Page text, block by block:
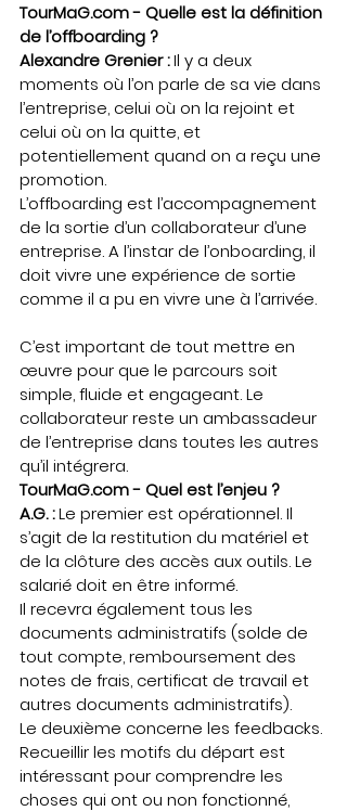
TourMaG.com - Quelle est la définition
de l’offboarding ?
Alexandre Grenier : Il y a deux
moments où l’on parle de sa vie dans
l’entreprise, celui où on la rejoint et
celui où on la quitte, et
potentiellement quand on a reçu une
promotion.
L’offboarding est l’accompagnement
de la sortie d’un collaborateur d’une
entreprise. A l’instar de l’onboarding, il
doit vivre une expérience de sortie
comme il a pu en vivre une à l’arrivée.
C’est important de tout mettre en
œuvre pour que le parcours soit
simple, fluide et engageant. Le
collaborateur reste un ambassadeur
de l’entreprise dans toutes les autres
qu’il intégrera.
TourMaG.com - Quel est l’enjeu ?
A.G. : Le premier est opérationnel. Il
s’agit de la restitution du matériel et
de la clôture des accès aux outils. Le
salarié doit en être informé.
Il recevra également tous les
documents administratifs (solde de
tout compte, remboursement des
notes de frais, certificat de travail et
autres documents administratifs).
Le deuxième concerne les feedbacks.
Recueillir les motifs du départ est
intéressant pour comprendre les
choses qui ont ou non fonctionné,